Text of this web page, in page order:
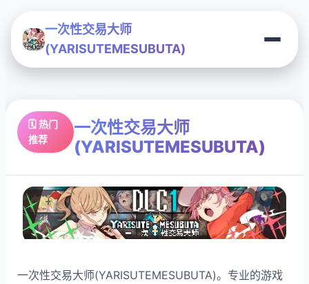
一次性交易大师
(YARISUTEMESUBUTA)
🗓️ 热门
推荐
一次性交易大师
(YARISUTEMESUBUTA)
一次性交易大师(YARISUTEMESUBUTA)。专业的游戏